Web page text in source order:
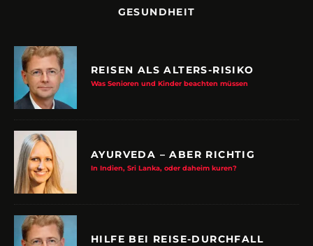
GESUNDHEIT
REISEN ALS ALTERS-RISIKO
Was Senioren und Kinder beachten müssen
AYURVEDA – ABER RICHTIG
In Indien, Sri Lanka, oder daheim kuren?
HILFE BEI REISE-DURCHFALL